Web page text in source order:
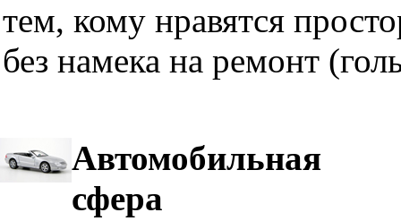
тем, кому нравятся
без намека на ремонт
Автомобильная
сфера